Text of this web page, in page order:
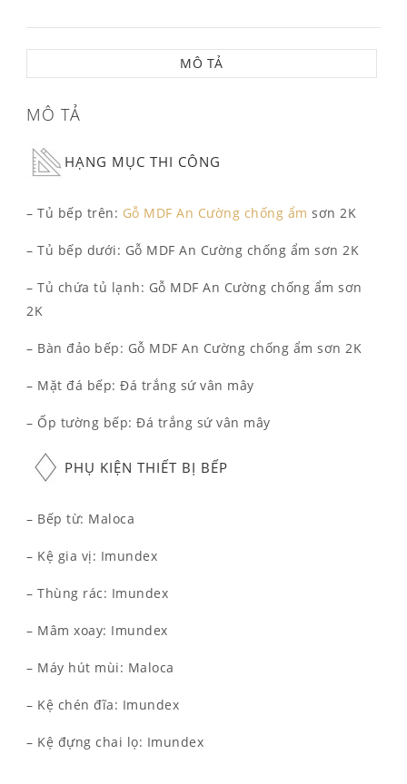
MÔ TẢ
MÔ TẢ
HẠNG MỤC THI CÔNG
– Tủ bếp trên: Gỗ MDF An Cường chống ẩm sơn 2K
– Tủ bếp dưới: Gỗ MDF An Cường chống ẩm sơn 2K
– Tủ chứa tủ lạnh: Gỗ MDF An Cường chống ẩm sơn
2K
– Bàn đảo bếp: Gỗ MDF An Cường chống ẩm sơn 2K
– Mặt đá bếp: Đá trắng sứ vân mây
– Ốp tường bếp: Đá trắng sứ vân mây
PHỤ KIỆN THIẾT BỊ BẾP
– Bếp từ: Maloca
– Kệ gia vị: Imundex
– Thùng rác: Imundex
– Mâm xoay: Imundex
– Máy hút mùi: Maloca
– Kệ chén đĩa: Imundex
– Kệ đựng chai lọ: Imundex